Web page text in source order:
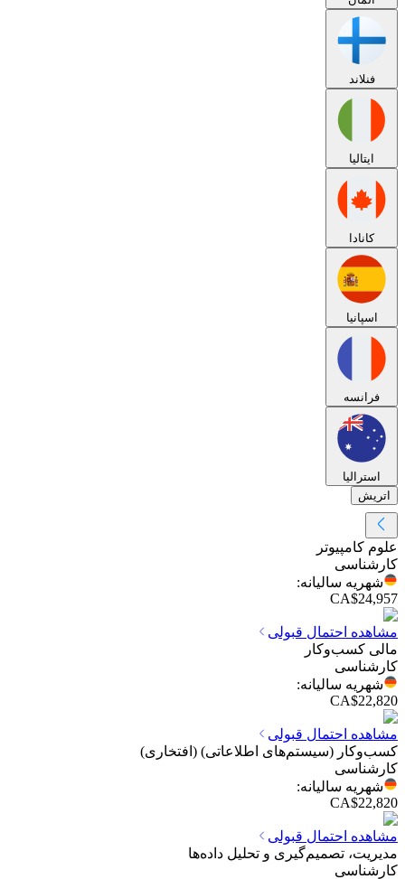
فنلاند
ایتالیا
کانادا
اسپانیا
فرانسه
استرالیا
اتریش
علوم کامپیوتر
کارشناسی
شهریه سالیانه:
CA$24,957
مشاهده احتمال قبولی
مالی کسب‌وکار
کارشناسی
شهریه سالیانه:
CA$22,820
مشاهده احتمال قبولی
کسب‌وکار (سیستم‌های اطلاعاتی) (افتخاری)
کارشناسی
شهریه سالیانه:
CA$22,820
مشاهده احتمال قبولی
مدیریت، تصمیم‌گیری و تحلیل داده‌ها
کارشناسی